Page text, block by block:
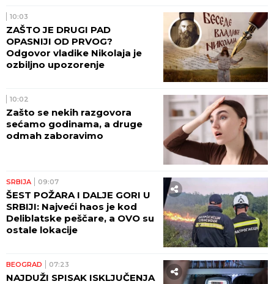
10:03
ZAŠTO JE DRUGI PAD
OPASNIJI OD PRVOG?
Odgovor vladike Nikolaja je
ozbiljno upozorenje
10:02
Zašto se nekih razgovora
sećamo godinama, a druge
odmah zaboravimo
SRBIJA 09:07
ŠEST POŽARA I DALJE GORI U
SRBIJI: Najveći haos je kod
Deliblatske peščare, a OVO su
ostale lokacije
BEOGRAD 07:23
NAJDUŽI SPISAK ISKLJUČENJA